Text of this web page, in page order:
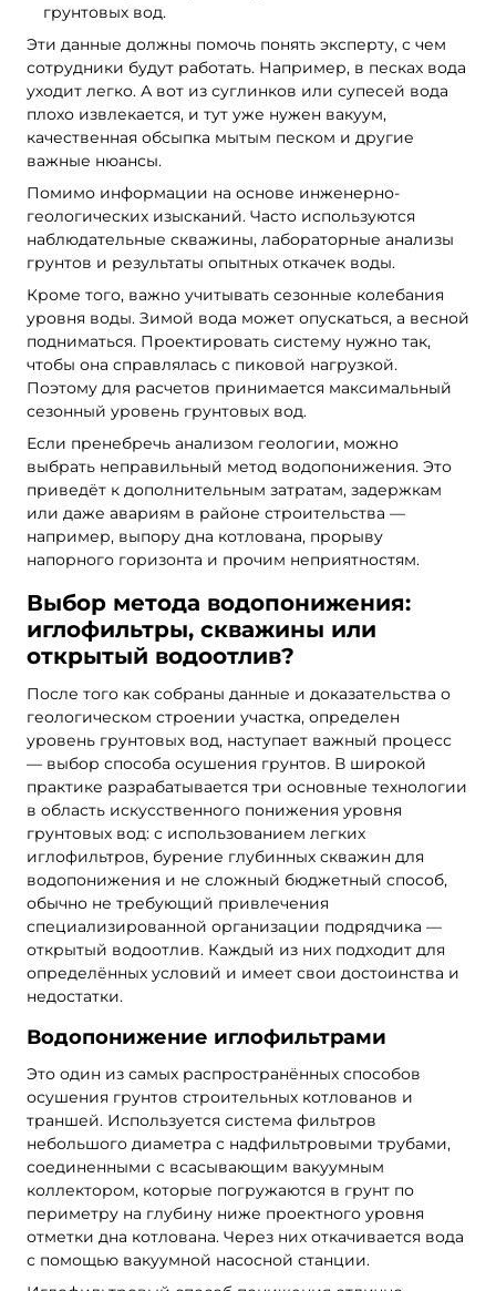
грунтовых вод.
Эти данные должны помочь понять эксперту, с чем
сотрудники будут работать. Например, в песках вода
уходит легко. А вот из суглинков или супесей вода
плохо извлекается, и тут уже нужен вакуум,
качественная обсыпка мытым песком и другие
важные нюансы.
Помимо информации на основе инженерно-
геологических изысканий. Часто используются
наблюдательные скважины, лабораторные анализы
грунтов и результаты опытных откачек воды.
Кроме того, важно учитывать сезонные колебания
уровня воды. Зимой вода может опускаться, а весной
подниматься. Проектировать систему нужно так,
чтобы она справлялась с пиковой нагрузкой.
Поэтому для расчетов принимается максимальный
сезонный уровень грунтовых вод.
Если пренебречь анализом геологии, можно
выбрать неправильный метод водопонижения. Это
приведёт к дополнительным затратам, задержкам
или даже авариям в районе строительства —
например, выпору дна котлована, прорыву
напорного горизонта и прочим неприятностям.
Выбор метода водопонижения:
иглофильтры, скважины или
открытый водоотлив?
После того как собраны данные и доказательства о
геологическом строении участка, определен
уровень грунтовых вод, наступает важный процесс
— выбор способа осушения грунтов. В широкой
практике разрабатывается три основные технологии
в область искусственного понижения уровня
грунтовых вод: с использованием легких
иглофильтров, бурение глубинных скважин для
водопонижения и не сложный бюджетный способ,
обычно не требующий привлечения
специализированной организации подрядчика —
открытый водоотлив. Каждый из них подходит для
определённых условий и имеет свои достоинства и
недостатки.
Водопонижение иглофильтрами
Это один из самых распространённых способов
осушения грунтов строительных котлованов и
траншей. Используется система фильтров
небольшого диаметра с надфильтровыми трубами,
соединенными с всасывающим вакуумным
коллектором, которые погружаются в грунт по
периметру на глубину ниже проектного уровня
отметки дна котлована. Через них откачивается вода
с помощью вакуумной насосной станции.